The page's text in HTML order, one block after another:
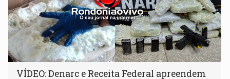
VÍDEO: Denarc e Receita Federal apreendem